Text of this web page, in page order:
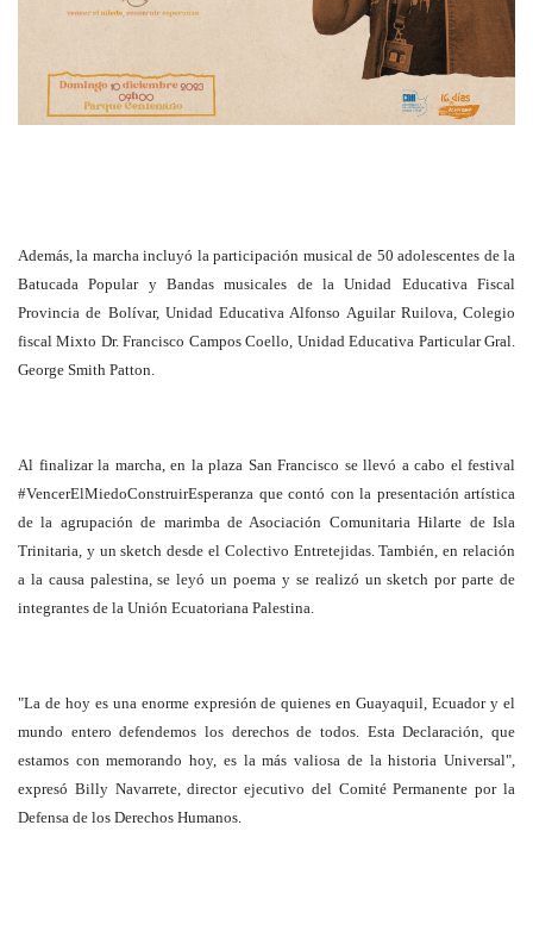
Además, la marcha incluyó la participación musical de 50 adolescentes de la
Batucada Popular y Bandas musicales de la Unidad Educativa Fiscal
Provincia de Bolívar, Unidad Educativa Alfonso Aguilar Ruilova, Colegio
fiscal Mixto Dr. Francisco Campos Coello, Unidad Educativa Particular Gral.
George Smith Patton.
Al finalizar la marcha, en la plaza San Francisco se llevó a cabo el festival
#VencerElMiedoConstruirEsperanza que contó con la presentación artística
de la agrupación de marimba de Asociación Comunitaria Hilarte de Isla
Trinitaria, y un sketch desde el Colectivo Entretejidas. También, en relación
a la causa palestina, se leyó un poema y se realizó un sketch por parte de
integrantes de la Unión Ecuatoriana Palestina.
"La de hoy es una enorme expresión de quienes en Guayaquil, Ecuador y el
mundo entero defendemos los derechos de todos. Esta Declaración, que
estamos con memorando hoy, es la más valiosa de la historia Universal",
expresó Billy Navarrete, director ejecutivo del Comité Permanente por la
Defensa de los Derechos Humanos.